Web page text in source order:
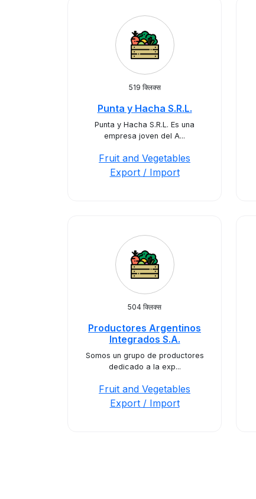
519 क्लिक्स
Punta y Hacha S.R.L.
Punta y Hacha S.R.L. Es una
empresa joven del A...
Fruit and Vegetables
Export / Import
504 क्लिक्स
Productores Argentinos
Integrados S.A.
Somos un grupo de productores
dedicado a la exp...
Fruit and Vegetables
Export / Import